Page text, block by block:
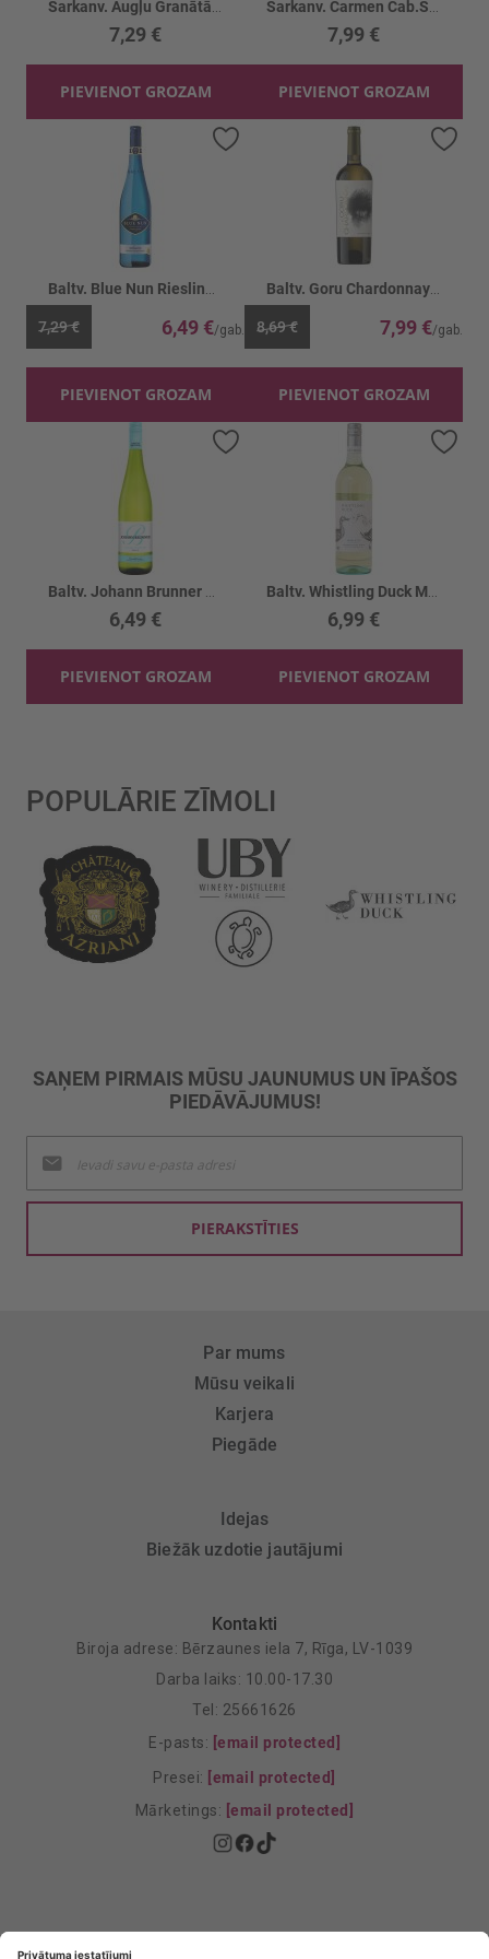
7,29 €
PIEVIENOT GROZAM
7,99 €
PIEVIENOT GROZAM
7,29 € 6,49 €
PIEVIENOT GROZAM
Pievienot vēlmju sarakstam
8,69 € 7,99 €
PIEVIENOT GROZAM
6,49 €
PIEVIENOT GROZAM
6,99 €
PIEVIENOT GROZAM
POPULĀRIE ZĪMOLI
SAŅEM PIRMAIS MŪSU JAUNUMUS UN ĪPAŠOS
PIEDĀVĀJUMUS!
jaunumu
saņemšanai:
PIERAKSTĪTIES
Par mums
Mūsu veikali
Karjera
Piegāde
Idejas
Biežāk uzdotie jautājumi
Kontakti
Biroja adrese: Bērzaunes iela 7, Rīga, LV-1039
Darba laiks: 10.00-17.30
Tel: 25661626
E-pasts: [email protected]
Presei: [email protected]
Mārketings: [email protected]